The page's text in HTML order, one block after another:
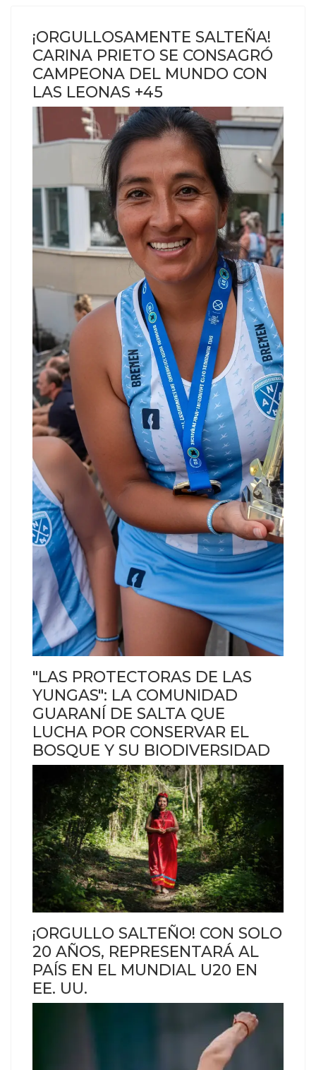
¡ORGULLOSAMENTE SALTEÑA!
CARINA PRIETO SE CONSAGRÓ
CAMPEONA DEL MUNDO CON
LAS LEONAS +45
"LAS PROTECTORAS DE LAS
YUNGAS": LA COMUNIDAD
GUARANÍ DE SALTA QUE
LUCHA POR CONSERVAR EL
BOSQUE Y SU BIODIVERSIDAD
¡ORGULLO SALTEÑO! CON SOLO
20 AÑOS, REPRESENTARÁ AL
PAÍS EN EL MUNDIAL U20 EN
EE. UU.